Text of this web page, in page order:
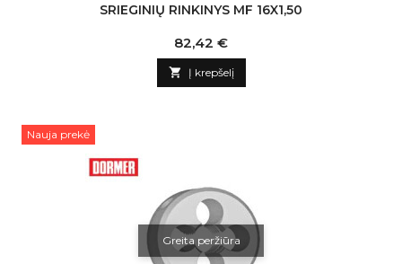
SRIEGINIŲ RINKINYS MF 16X1,50
Kaina
82,42 €
 Į krepšelį
Nauja prekė
Greita peržiūra